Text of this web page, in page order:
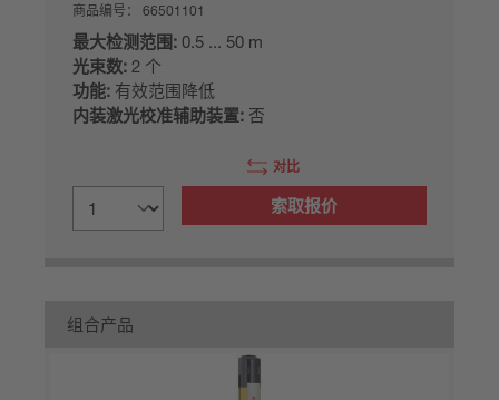
商品编号： 66501101
最大检测范围: 0.5 ... 50 m
光束数: 2 个
功能: 有效范围降低
内装激光校准辅助装置: 否
对比
索取报价
组合产品